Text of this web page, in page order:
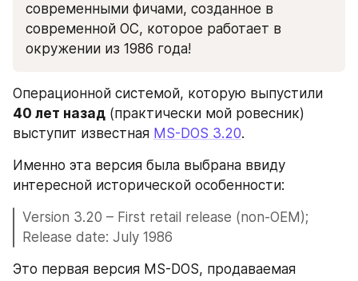
современными фичами, созданное в
современной ОС, которое работает в
окружении из 1986 года!
40 лет назад (практически мой ровесник)
выступит известная MS-DOS 3.20.
Именно эта версия была выбрана ввиду
интересной исторической особенности:
Version 3.20 – First retail release (non-OEM);
Release date: July 1986
Это первая версия MS-DOS, продаваемая